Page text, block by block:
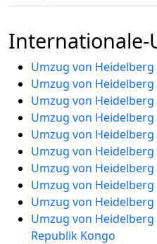
Internationale-
Umzug von
Umzug von
Umzug von
Umzug von
Umzug von Heidelberg
Umzug von Heidelberg
Umzug von
Umzug von Heidelberg
Umzug von Heidelberg
Umzug von
Republik Kongo